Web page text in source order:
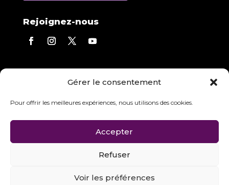
Gérer le consentement
Pour offrir les meilleures expériences, nous utilisons des cookies.
Accepter
Refuser
Voir les préférences
Rejoignez-nous
Eric Derecourtrépond à toutes vos questions.
Linup.agencyI Mentions légalesI